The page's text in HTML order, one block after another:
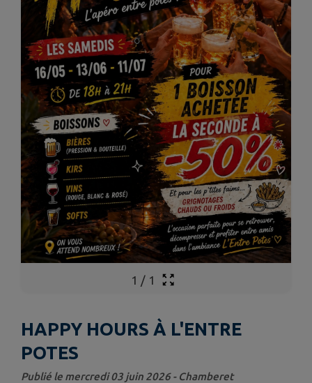
1 / 1
HAPPY HOURS À L'ENTRE
POTES
Publié le mercredi 03 juin 2026 - Chamberet